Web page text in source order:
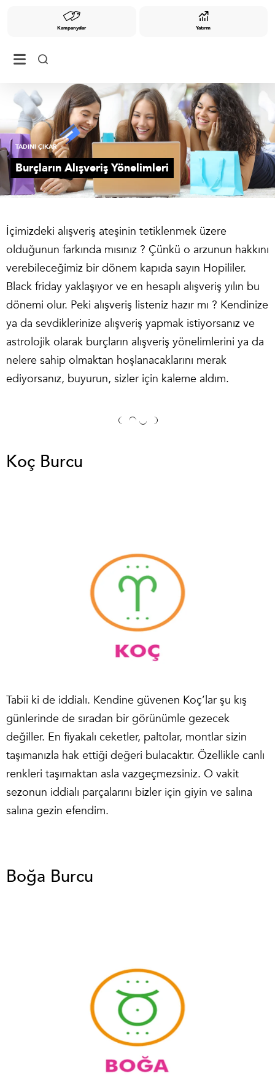
Kampanyalar Yatırım
TADINI ÇIKAR
Burçların Alışveriş Yönelimleri
İçimizdeki alışveriş ateşinin tetiklenmek üzere
olduğunun farkında mısınız ? Çünkü o arzunun hakkını
verebileceğimiz bir dönem kapıda sayın Hopililer.
Black friday yaklaşıyor ve en hesaplı alışveriş yılın bu
dönemi olur. Peki alışveriş listeniz hazır mı ? Kendinize
ya da sevdiklerinize alışveriş yapmak istiyorsanız ve
astrolojik olarak burçların alışveriş yönelimlerini ya da
nelere sahip olmaktan hoşlanacaklarını merak
ediyorsanız, buyurun, sizler için kaleme aldım.
Koç Burcu
Tabii ki de iddialı. Kendine güvenen Koç’lar şu kış
günlerinde de sıradan bir görünümle gezecek
değiller. En fiyakalı ceketler, paltolar, montlar sizin
taşımanızla hak ettiği değeri bulacaktır. Özellikle canlı
renkleri taşımaktan asla vazgeçmezsiniz. O vakit
sezonun iddialı parçalarını bizler için giyin ve salına
salına gezin efendim.
Boğa Burcu